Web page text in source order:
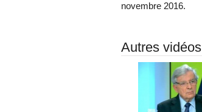
novembre 2016.
Autres vidéos